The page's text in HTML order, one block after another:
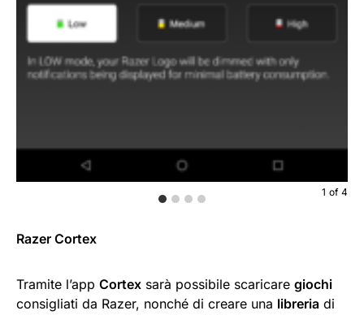
1 of 4
Razer Cortex
Tramite l’app Cortex sarà possibile scaricare giochi
consigliati da Razer, nonché di creare una libreria di